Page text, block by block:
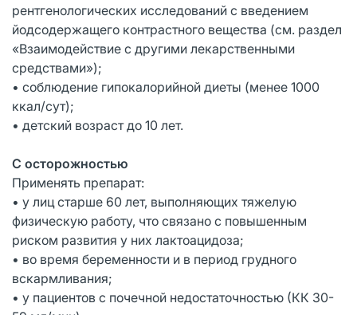
рентгенологических исследований с введением
йодсодержащего контрастного вещества (см. раздел
«Взаимодействие с другими лекарственными
средствами»);
• соблюдение гипокалорийной диеты (менее 1000
ккал/сут);
• детский возраст до 10 лет.
С осторожностью
Применять препарат:
• у лиц старше 60 лет, выполняющих тяжелую
физическую работу, что связано с повышенным
риском развития у них лактоацидоза;
• во время беременности и в период грудного
вскармливания;
• у пациентов с почечной недостаточностью (КК 30-